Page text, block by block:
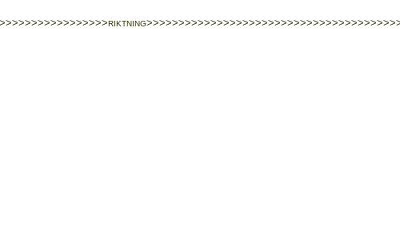
RIKTNING